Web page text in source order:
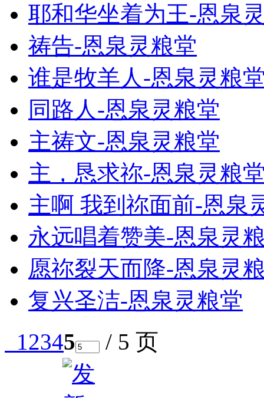
耶和华坐着为王-恩泉
祷告-恩泉灵粮堂
谁是牧羊人-恩泉灵粮
同路人-恩泉灵粮堂
主祷文-恩泉灵粮堂
主，恳求祢-恩泉灵粮
主啊 我到祢面前-恩泉
永远唱着赞美-恩泉灵
愿祢裂天而降-恩泉灵
复兴圣洁-恩泉灵粮堂
1 2345 / 5 页